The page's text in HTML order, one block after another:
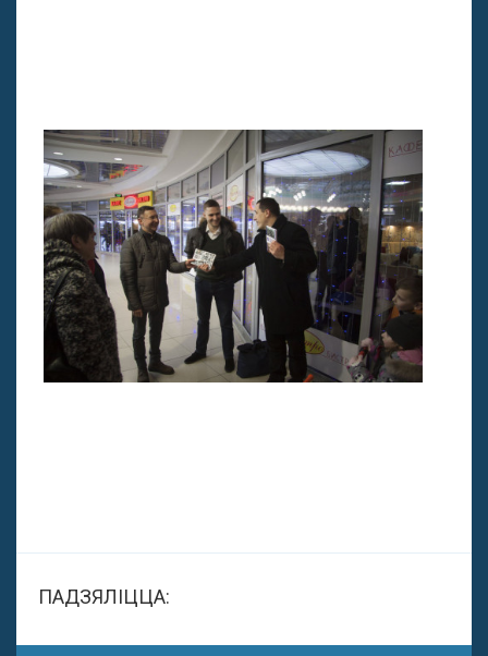
ПАДЗЯЛІЦЦА: